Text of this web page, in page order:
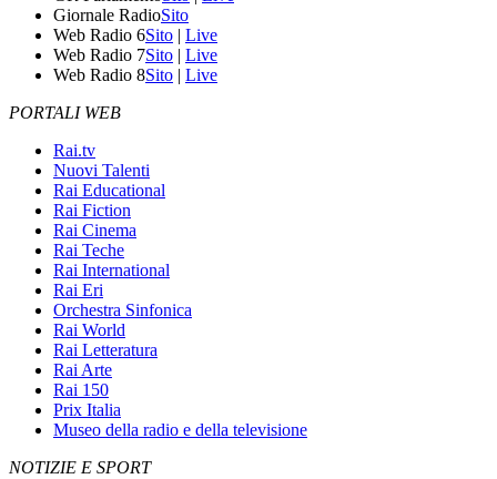
Giornale RadioSito
Web Radio 6Sito | Live
Web Radio 7Sito | Live
Web Radio 8Sito | Live
PORTALI WEB
Rai.tv
Nuovi Talenti
Rai Educational
Rai Fiction
Rai Cinema
Rai Teche
Rai International
Rai Eri
Orchestra Sinfonica
Rai World
Rai Letteratura
Rai Arte
Rai 150
Prix Italia
Museo della radio e della televisione
NOTIZIE E SPORT